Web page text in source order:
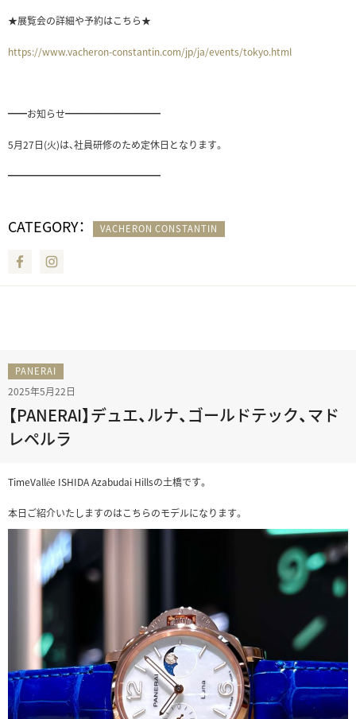
★展覧会の詳細や予約はこちら★
https://www.vacheron-constantin.com/jp/ja/events/tokyo.html
━━お知らせ━━━━━━━━━━
5月27日(火)は、社員研修のため定休日となります。
━━━━━━━━━━━━━━━━
CATEGORY： VACHERON CONSTANTIN
Facebook
PANERAI
2025年5月22日
【PANERAI】デュエ、ルナ、ゴールドテック、マド
レペルラ
TimeVallée ISHIDA Azabudai Hillsの土橋です。
本日ご紹介いたしますのはこちらのモデルになります。